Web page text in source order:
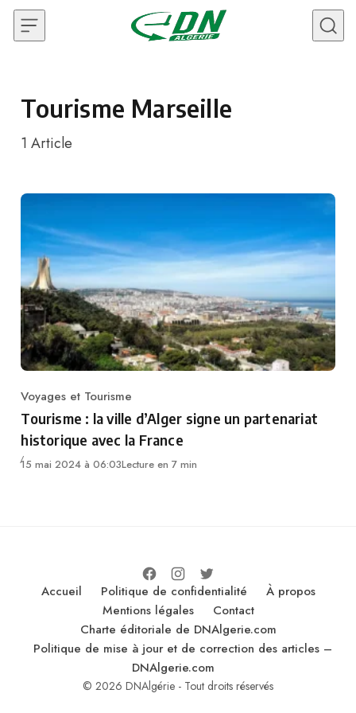
Skip to content
Tourisme Marseille
1 Article
Category
Voyages et Tourisme
Tourisme : la ville d’Alger signe un partenariat
historique avec la France
15 mai 2024 à 06:03Lecture en 7 min
Accueil Politique de confidentialité
À propos
Mentions légales
Contact
Charte éditoriale de DNAlgerie.com
Politique de mise à jour et de correction des articles –
DNAlgerie.com
© 2026 DNAlgérie - Tout droits réservés